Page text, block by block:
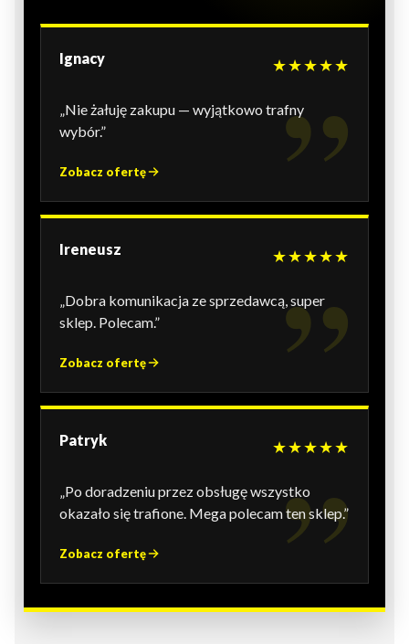
Ignacy ★★★★★
„Nie żałuję zakupu — wyjątkowo trafny
wybór.”
Zobacz ofertę
Ireneusz ★★★★★
„Dobra komunikacja ze sprzedawcą, super
sklep. Polecam.”
Zobacz ofertę
Patryk ★★★★★
„Po doradzeniu przez obsługę wszystko
okazało się trafione. Mega polecam ten sklep.”
Zobacz ofertę